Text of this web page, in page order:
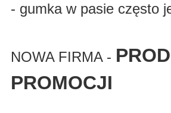
- gumka w pasie często
NOWA FIRMA -
PROMOCJI